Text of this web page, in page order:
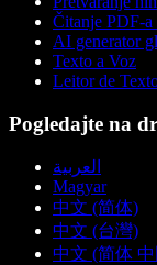
Čitanje PDF-a
AI generator
Texto a Voz
Leitor de
Pogledajte na
العربية
Magyar
中文 (简体)
中文 (台灣)
中文 (简体